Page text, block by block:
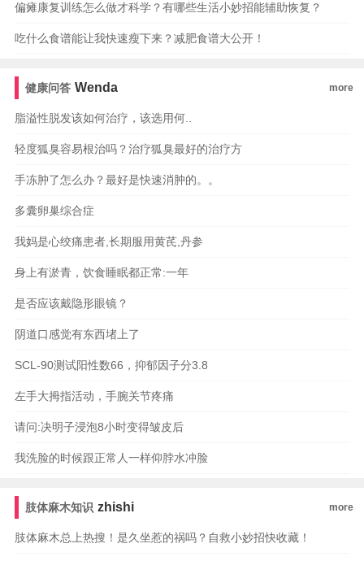
偏瘫康复训练怎么做才科学？有哪些生活小妙招能辅助恢复？
吃什么食谱能让我快速瘦下来？减肥食谱大公开！
健康问答 Wenda more
脂溢性脱发该如何治疗，该选用何..
轻度狐臭容易根治吗？治疗狐臭最好的治疗方
手冻肿了怎么办？最好是快速消肿的。。
多囊卵巢综合症
我妈是心绞痛患者,长期服用黄芪,丹参
身上有淤青，饮食睡眠都正常:一年
是否应该戴隐形眼镜？
阴道口感觉有东西堵上了
SCL-90测试阳性数66，抑郁因子分3.8
左手大拇指活动，手腕关节疼痛
请问:决明子浸泡8小时变得皱皮后
我洗脸的时候跟正常人一样仰脖水冲脸
肢体麻木知识 zhishi more
肢体麻木总上热搜！是久坐惹的祸吗？自救小妙招快收藏！